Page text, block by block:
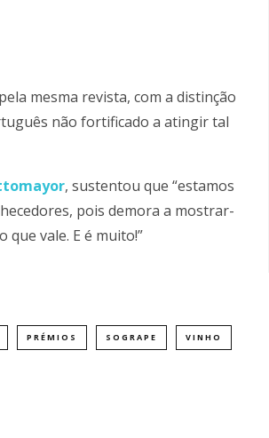
mesma revista, com a distinção
não fortificado a atingir tal
, sustentou que “estamos
pois demora a mostrar-
vale. E é muito!”
PRÉMIOS SOGRAPE VINHO